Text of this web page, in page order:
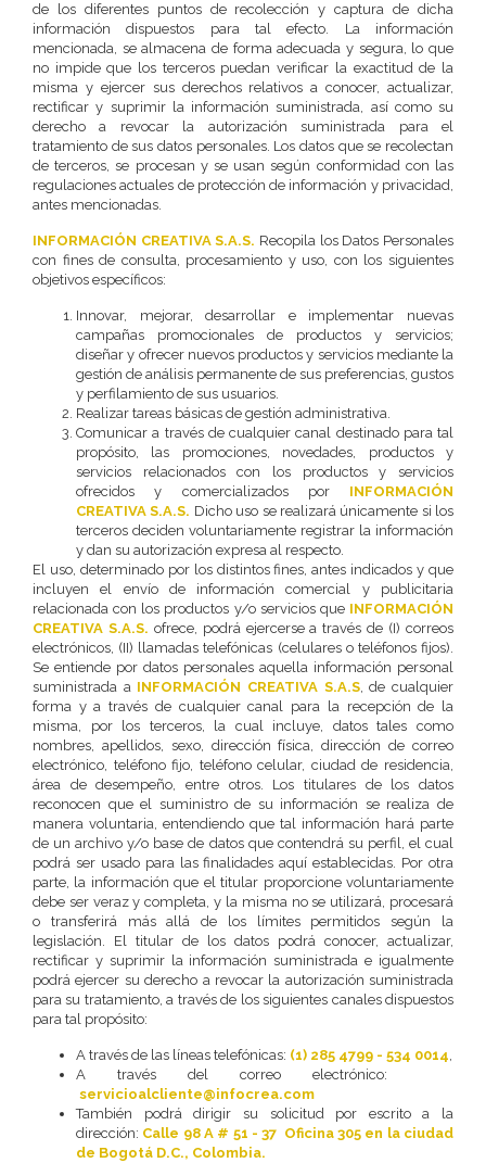
de los diferentes puntos de recolección y captura de dicha
información dispuestos para tal efecto. La información
mencionada, se almacena de forma adecuada y segura, lo que
no impide que los terceros puedan verificar la exactitud de la
misma y ejercer sus derechos relativos a conocer, actualizar,
rectificar y suprimir la información suministrada, así como su
derecho a revocar la autorización suministrada para el
tratamiento de sus datos personales. Los datos que se recolectan
de terceros, se procesan y se usan según conformidad con las
regulaciones actuales de protección de información y privacidad,
antes mencionadas.
INFORMACIÓN CREATIVA S.A.S. Recopila los Datos Personales
con fines de consulta, procesamiento y uso, con los siguientes
objetivos específicos:
Innovar, mejorar, desarrollar e implementar nuevas
campañas promocionales de productos y servicios;
diseñar y ofrecer nuevos productos y servicios mediante la
gestión de análisis permanente de sus preferencias, gustos
y perfilamiento de sus usuarios.
Realizar tareas básicas de gestión administrativa.
Comunicar a través de cualquier canal destinado para tal
propósito, las promociones, novedades, productos y
servicios relacionados con los productos y servicios
ofrecidos y comercializados por INFORMACIÓN
CREATIVA S.A.S. Dicho uso se realizará únicamente si los
terceros deciden voluntariamente registrar la información
y dan su autorización expresa al respecto.
El uso, determinado por los distintos fines, antes indicados y que
incluyen el envío de información comercial y publicitaria
relacionada con los productos y/o servicios que INFORMACIÓN
CREATIVA S.A.S. ofrece, podrá ejercerse a través de (I) correos
electrónicos, (II) llamadas telefónicas (celulares o teléfonos fijos).
Se entiende por datos personales aquella información personal
suministrada a INFORMACIÓN CREATIVA S.A.S, de cualquier
forma y a través de cualquier canal para la recepción de la
misma, por los terceros, la cual incluye, datos tales como
nombres, apellidos, sexo, dirección física, dirección de correo
electrónico, teléfono fijo, teléfono celular, ciudad de residencia,
área de desempeño, entre otros. Los titulares de los datos
reconocen que el suministro de su información se realiza de
manera voluntaria, entendiendo que tal información hará parte
de un archivo y/o base de datos que contendrá su perfil, el cual
podrá ser usado para las finalidades aquí establecidas. Por otra
parte, la información que el titular proporcione voluntariamente
debe ser veraz y completa, y la misma no se utilizará, procesará
o transferirá más allá de los límites permitidos según la
legislación. El titular de los datos podrá conocer, actualizar,
rectificar y suprimir la información suministrada e igualmente
podrá ejercer su derecho a revocar la autorización suministrada
para su tratamiento, a través de los siguientes canales dispuestos
para tal propósito:
A través de las líneas telefónicas: (1) 285 4799 - 534 0014,
A través del correo electrónico:
servicioalcliente@infocrea.com
También podrá dirigir su solicitud por escrito a la
dirección: Calle 98 A # 51 - 37 Oficina 305 en la ciudad
de Bogotá D.C., Colombia.